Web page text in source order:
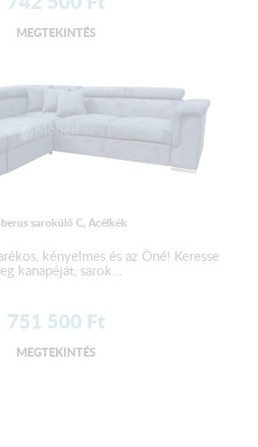
MEGTEKINTÉS
sarokülő C, Acélkék
kényelmes és az Öné! Keresse
kanapéját, sarok...
751 500 Ft
MEGTEKINTÉS